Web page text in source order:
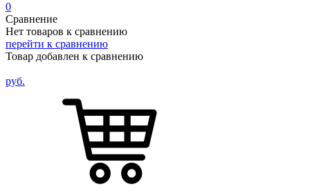
0
Сравнение
Нет товаров к сравнению
перейти к сравнению
Товар добавлен к сравнению
руб.